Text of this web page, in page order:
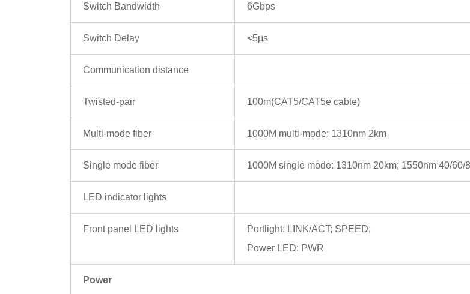
Switch Bandwidth 6Gbps
Switch Delay <5μs
Communication distance
Twisted-pair 100m(CAT5/CAT5e cable)
Multi-mode fiber 1000M multi-mode: 1310nm 2km
Single mode fiber 1000M single mode: 1310nm 20km; 1550nm 40/60/
LED indicator lights
Front panel LED lights
Portlight: LINK/ACT; SPEED;
Power LED: PWR
Power